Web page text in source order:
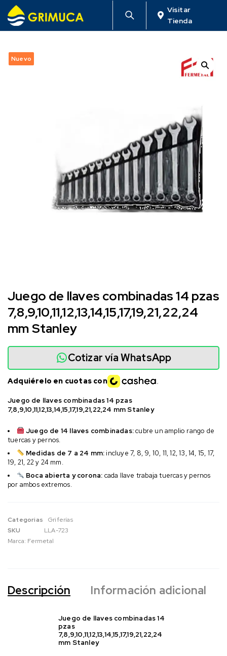
Visitar
Tienda
Nuevo
Juego de llaves combinadas 14 pzas
7,8,9,10,11,12,13,14,15,17,19,21,22,24
mm Stanley
Juego de llaves combinadas 14 pzas
7,8,9,10,11,12,13,14,15,17,19,21,22,24 mm Stanley
Juego de 14 llaves combinadas:cubre un amplio rango de
tuercas y pernos.
Medidas de 7 a 24 mm:incluye 7, 8, 9, 10, 11, 12, 13, 14, 15, 17,
19, 21, 22 y 24 mm.
Boca abierta y corona: cada llave trabaja tuercas y pernos
por ambos extremos.
Cotizar vía WhatsApp
Adquiérelo en cuotas con
Categorias
Griferías
SKU
LLA-723
Marca: Fermetal
Descripción Información adicional
Juego de llaves combinadas 14
pzas
7,8,9,10,11,12,13,14,15,17,19,21,22,24
mm Stanley